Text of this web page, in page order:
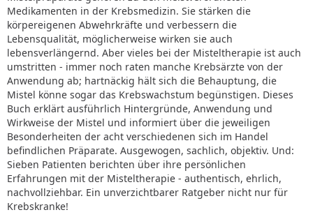
Medikamenten in der Krebsmedizin. Sie stärken die
körpereigenen Abwehrkräfte und verbessern die
Lebensqualität, möglicherweise wirken sie auch
lebensverlängernd. Aber vieles bei der Misteltherapie ist auch
umstritten - immer noch raten manche Krebsärzte von der
Anwendung ab; hartnäckig hält sich die Behauptung, die
Mistel könne sogar das Krebswachstum begünstigen. Dieses
Buch erklärt ausführlich Hintergründe, Anwendung und
Wirkweise der Mistel und informiert über die jeweiligen
Besonderheiten der acht verschiedenen sich im Handel
befindlichen Präparate. Ausgewogen, sachlich, objektiv. Und:
Sieben Patienten berichten über ihre persönlichen
Erfahrungen mit der Misteltherapie - authentisch, ehrlich,
nachvollziehbar. Ein unverzichtbarer Ratgeber nicht nur für
Krebskranke!